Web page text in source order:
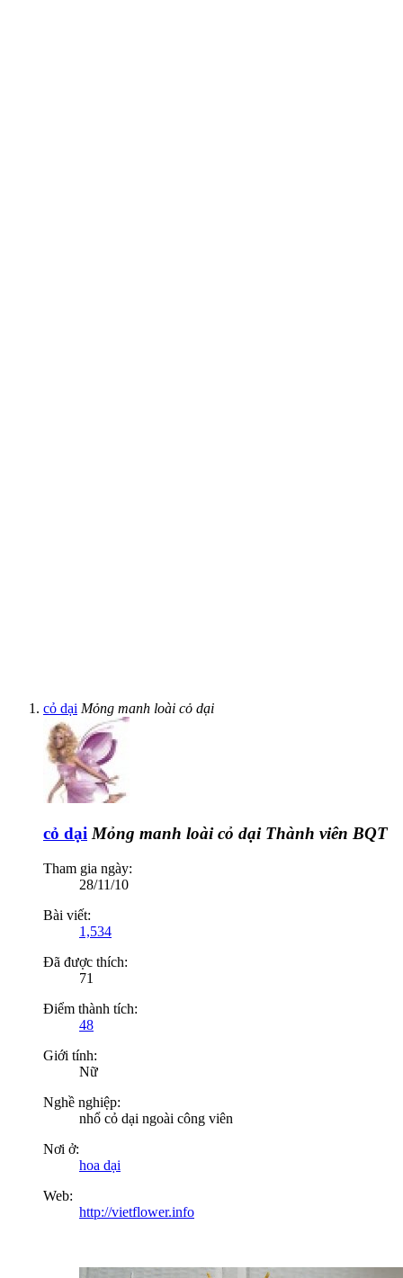
cỏ dại Mỏng manh loài cỏ dại
cỏ dại Mỏng manh loài cỏ dại Thành viên BQT
Tham gia ngày:
28/11/10
Bài viết:
1,534
Đã được thích:
71
Điểm thành tích:
48
Giới tính:
Nữ
Nghề nghiệp:
nhổ cỏ dại ngoài công viên
Nơi ở:
hoa dại
Web:
http://vietflower.info